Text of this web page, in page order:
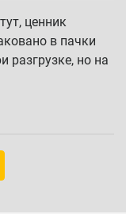
ценник
в пачки
разгрузке, но на